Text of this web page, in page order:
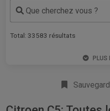
Que cherchez vous ?
Total: 33583 résultats
PLUS